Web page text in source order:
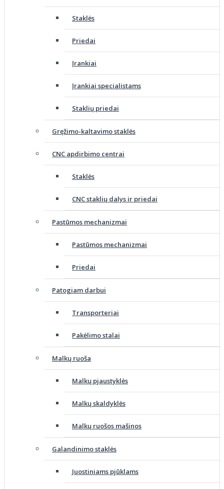
Staklės
Priedai
Įrankiai
Įrankiai specialistams
Staklių priedai
Gręžimo-kaltavimo staklės
CNC apdirbimo centrai
Staklės
CNC staklių dalys ir priedai
Pastūmos mechanizmai
Pastūmos mechanizmai
Priedai
Patogiam darbui
Transporteriai
Pakėlimo stalai
Malkų ruoša
Malkų pjaustyklės
Malkų skaldyklės
Malkų ruošos mašinos
Galandinimo staklės
Juostiniams pjūklams